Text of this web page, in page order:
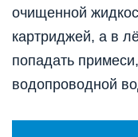
очищенной
картриджей, а в
попадать
водопроводной